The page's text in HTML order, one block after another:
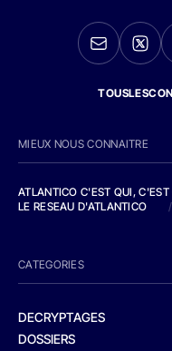
MIEUX NOUS CONNAITRE
ATLANTICO C'EST QUI, C'EST
LE RESEAU D'ATLANTICO
/
CATEGORIES
DECRYPTAGES
DOSSIERS